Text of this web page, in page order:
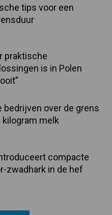
tips voor een
praktische
is in Polen
bedrijven over de grens
kilogram melk
compacte
zwadhark in de hef